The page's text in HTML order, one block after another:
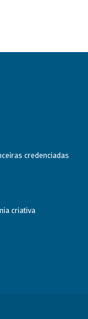
credenciadas
criativa